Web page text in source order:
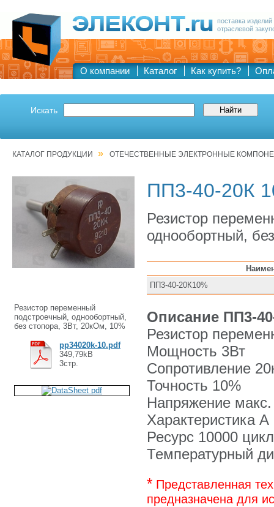
поставка
отраслевой
О компании Каталог Как купить?
Искать
КАТАЛОГ ПРОДУКЦИИ » ОТЕЧЕСТВЕННЫЕ ЭЛЕКТРОННЫЕ
ПП3-40-20К
Резистор
однообортный,
ПП3-40-20К10%
Описание ПП3-
Резистор
Мощность 3Вт
Сопротивление
Точность 10%
Напряжение
Характеристика А
Ресурс 10000
Температурный
* Представленная
предназначена для
Резистор переменный
подстроечный, однообортный,
без стопора, 3Вт, 20кОм, 10%
pp34020k-10.pdf
349,79kB
3стр.